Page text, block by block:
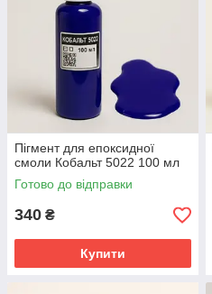
Пігмент для епоксидної
смоли Кобальт 5022 100 мл
Готово до відправки
340 ₴
Купити